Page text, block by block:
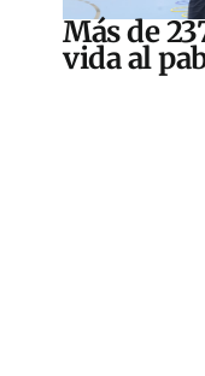
Más de
vida al